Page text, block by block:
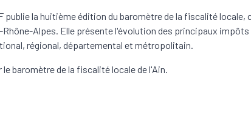
publie la huitième édition du baromètre de la fiscalité locale,
Rhône-Alpes. Elle présente l'évolution des principaux impôts
régional, départemental et métropolitain.
le baromètre de la fiscalité locale de l'Ain.